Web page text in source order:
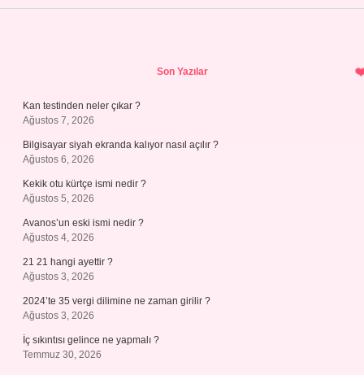
Son Yazılar
Kan testinden neler çıkar ?
Ağustos 7, 2026
Bilgisayar siyah ekranda kalıyor nasıl açılır ?
Ağustos 6, 2026
Kekik otu kürtçe ismi nedir ?
Ağustos 5, 2026
Avanos’un eski ismi nedir ?
Ağustos 4, 2026
21 21 hangi ayettir ?
Ağustos 3, 2026
2024’te 35 vergi dilimine ne zaman girilir ?
Ağustos 3, 2026
İç sıkıntısı gelince ne yapmalı ?
Temmuz 30, 2026